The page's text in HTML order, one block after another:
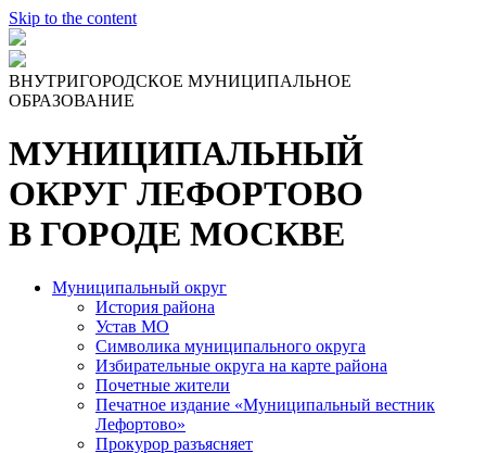
Skip to the content
ВНУТРИГОРОДСКОЕ МУНИЦИПАЛЬНОЕ
ОБРАЗОВАНИЕ
МУНИЦИПАЛЬНЫЙ
ОКРУГ ЛЕФОРТОВО
В ГОРОДЕ МОСКВЕ
Муниципальный округ
История района
Устав МО
Символика муниципального округа
Избирательные округа на карте района
Почетные жители
Печатное издание «Муниципальный вестник
Лефортово»
Прокурор разъясняет